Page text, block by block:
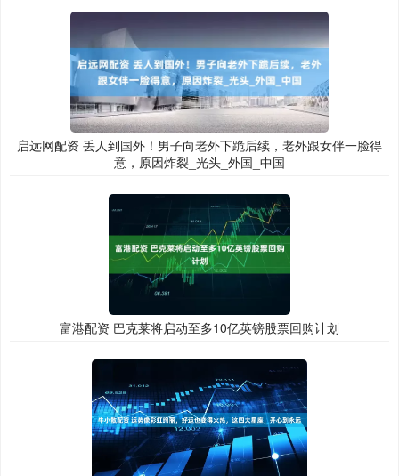
启远网配资 丢人到国外！男子向老外下跪后续，老外跟女伴一脸得
意，原因炸裂_光头_外国_中国
富港配资 巴克莱将启动至多10亿英镑股票回购计划